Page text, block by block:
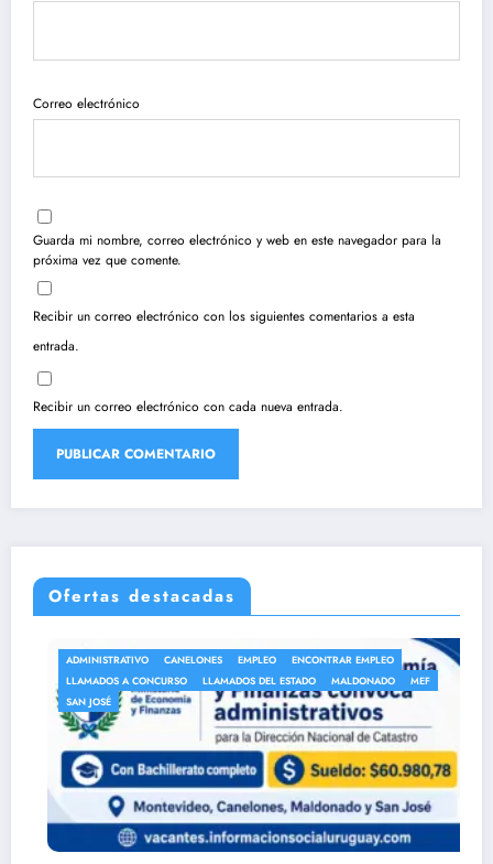
Correo electrónico
Guarda mi nombre, correo electrónico y web en este navegador para la
próxima vez que comente.
Recibir un correo electrónico con los siguientes comentarios a esta
entrada.
Recibir un correo electrónico con cada nueva entrada.
Ofertas destacadas
ADMINISTRATIVO CANELONES EMPLEO
ENCONTRAR EMPLEO
LLAMADOS A CONCURSO
LLAMADOS DEL ESTADO MALDONADO
MEF
SAN JOSÉ